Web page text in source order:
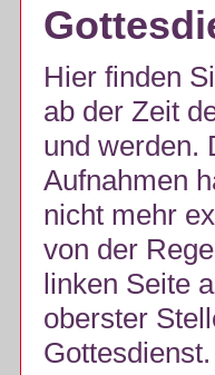
Hier finden
ab der Zeit
und werden.
Aufnahmen
nicht mehr
von der
linken Seite
oberster
Gottesdienst.